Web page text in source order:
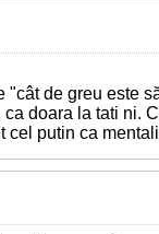
de greu este
doara la tati ni.
cel putin ca